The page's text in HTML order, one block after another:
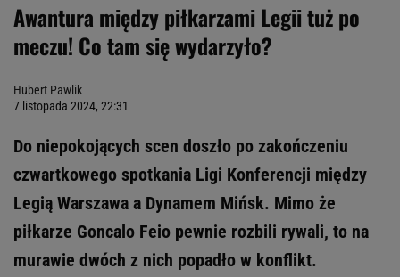
Awantura między piłkarzami Legii tuż po
meczu! Co tam się wydarzyło?
Hubert Pawlik
7 listopada 2024, 22:31
Do niepokojących scen doszło po zakończeniu
czwartkowego spotkania Ligi Konferencji między
Legią Warszawa a Dynamem Mińsk. Mimo że
piłkarze Goncalo Feio pewnie rozbili rywali, to na
murawie dwóch z nich popadło w konflikt.